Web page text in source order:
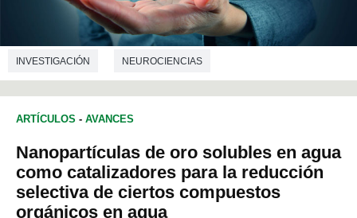
INVESTIGACIÓN NEUROCIENCIAS
ARTÍCULOS - AVANCES
Nanopartículas de oro solubles en agua
como catalizadores para la reducción
selectiva de ciertos compuestos
orgánicos en agua